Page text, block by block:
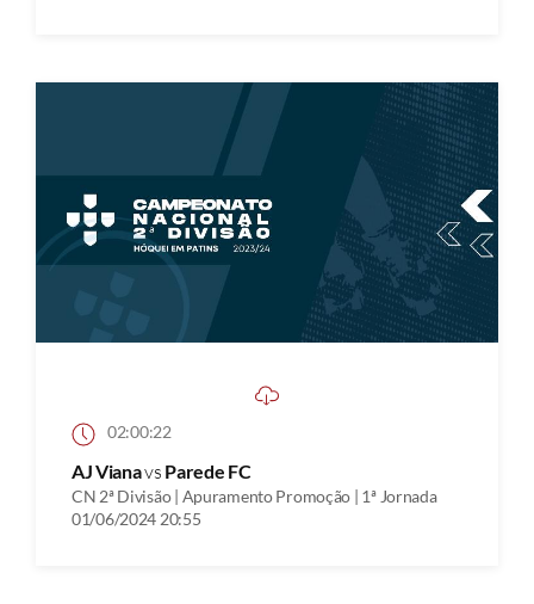
02:00:22
AJ Vianavs Parede FC
CN 2ª Divisão | Apuramento Promoção | 1ª Jornada
01/06/2024 20:55